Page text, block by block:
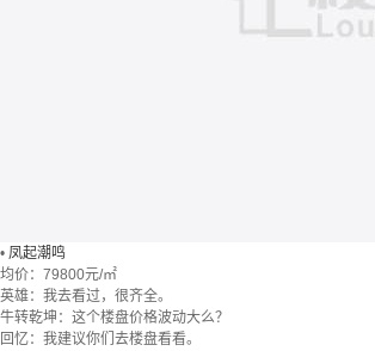
• 凤起潮鸣
均价： 79800元/㎡
英雄：我去看过，很齐全。
牛转乾坤：这个楼盘价格波动大么？
回忆：我建议你们去楼盘看看。